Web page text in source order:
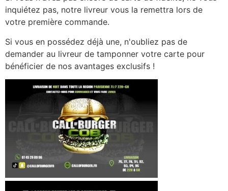
inquiétez pas, notre livreur vous la remettra lors de
votre première commande.
Si vous en possédez déjà une, n'oubliez pas de
demander au livreur de tamponner votre carte pour
bénéficier de nos avantages exclusifs !